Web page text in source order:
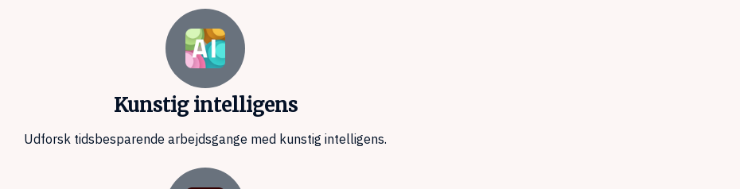
Kunstig intelligens
Udforsk tidsbesparende arbejdsgange med kunstig intelligens.